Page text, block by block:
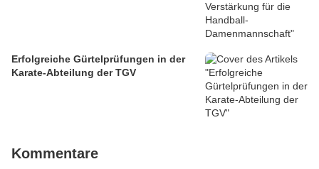
Erfolgreiche Gürtelprüfungen in der
Karate-Abteilung der TGV
Kommentare